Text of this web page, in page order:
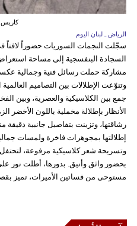
كاريس
الرياض ـ لبنان اليوم
السجادة البنفسجية إلى مساحة استعراض
مشاركة حملت رسائل فنية وجمالية
وتنوّعت الإطلالات بين التصاميم
جمع بين الكلاسيكية والعصرية، وبين
الأنظار بإطلالة مخملية باللون
رشاقتها، وتزينت بتفاصيل جانبية دقيقة
إطلالتها بمجوهرات فاخرة ولمسات
وتسريحة شعر كلاسيكية مرفوعة،
بحضور واثق وأنيق. بدورها، أطلت نور
مستوحى من فساتين الأميرات، تميز